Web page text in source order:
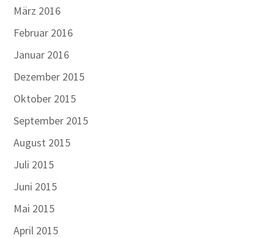
März 2016
Februar 2016
Januar 2016
Dezember 2015
Oktober 2015
September 2015
August 2015
Juli 2015
Juni 2015
Mai 2015
April 2015